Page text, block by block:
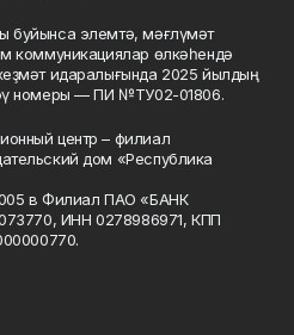
буйынса элемтә, мәғлүмәт
коммуникациялар өлкәһендә
идаралығында 2025 йылдың
номеры — ПИ №ТУ02-01806.
центр – филиал
дом «Республика
в Филиал ПАО «БАНК
ИНН 0278986971, КПП